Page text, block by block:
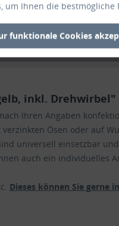
inkl. Drehwirbel"
Ihren Angaben
Ösen oder auf
universell einsetzbar
auch ein individuelles
Dieses können Sie gerne
um Ihnen die
funktionale Cookies